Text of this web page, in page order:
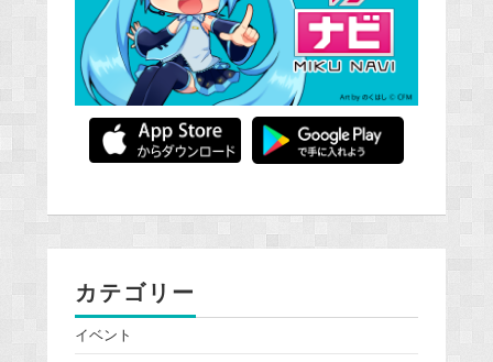
カテゴリー
イベント